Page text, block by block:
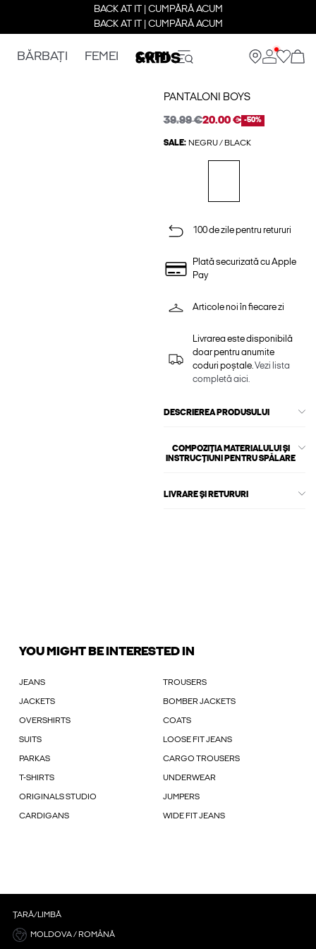
BACK AT IT | CUMPĂRĂ ACUM
BACK AT IT | CUMPĂRĂ ACUM
BĂRBAȚI FEMEI COPII
PANTALONI BOYS
39.99 €20.00 € -50%
SALE: NEGRU / BLACK
100 de zile pentru retururi
Plată securizată cu Apple
Pay
Articole noi în fiecare zi
Livrarea este disponibilă
doar pentru anumite
coduri poștale.Vezi lista
completă aici.
DESCRIEREA PRODUSULUI
COMPOZIȚIA MATERIALULUI ȘI
INSTRUCȚIUNI PENTRU SPĂLARE
LIVRARE ȘI RETURURI
YOU MIGHT BE INTERESTED IN
JEANS TROUSERS
JACKETS BOMBER JACKETS
OVERSHIRTS COATS
SUITS LOOSE FIT JEANS
PARKAS CARGO TROUSERS
T-SHIRTS UNDERWEAR
ORIGINALS STUDIO JUMPERS
CARDIGANS WIDE FIT JEANS
ȚARĂ/LIMBĂ
MOLDOVA / ROMÂNĂ